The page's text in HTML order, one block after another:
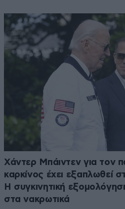
Χάντερ Μπάιντεν για τον
καρκίνος έχει εξαπλωθεί
Η συγκινητική
στα νακρωτικά